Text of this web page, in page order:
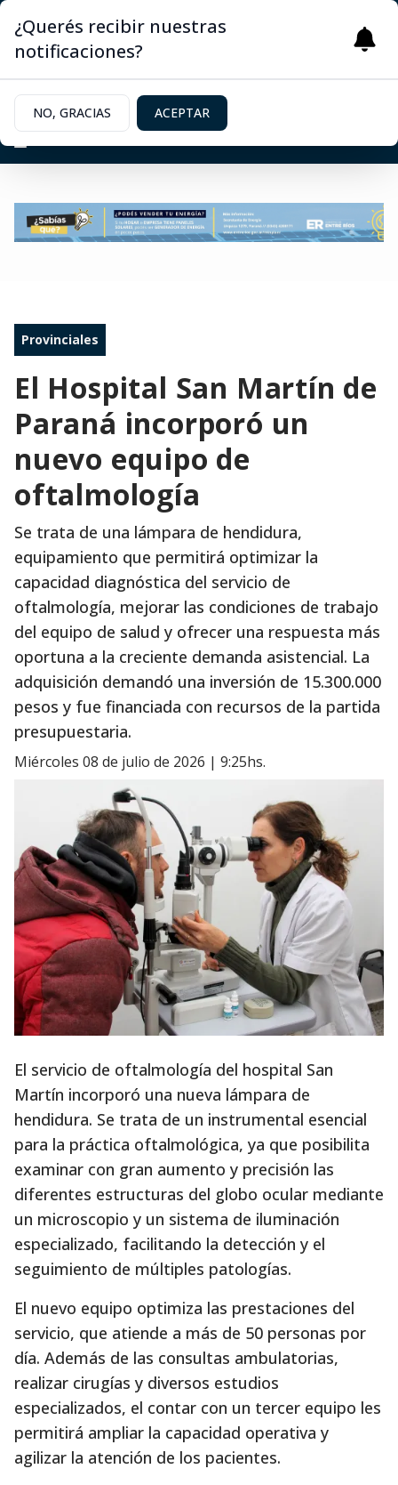
Provinciales
El Hospital San Martín de
Paraná incorporó un
nuevo equipo de
oftalmología
Se trata de una lámpara de hendidura,
equipamiento que permitirá optimizar la
capacidad diagnóstica del servicio de
oftalmología, mejorar las condiciones de trabajo
del equipo de salud y ofrecer una respuesta más
oportuna a la creciente demanda asistencial. La
adquisición demandó una inversión de 15.300.000
pesos y fue financiada con recursos de la partida
presupuestaria.
miércoles 08 de julio de 2026 | 9:25hs.
El servicio de oftalmología del hospital San
Martín incorporó una nueva lámpara de
hendidura. Se trata de un instrumental esencial
para la práctica oftalmológica, ya que posibilita
examinar con gran aumento y precisión las
diferentes estructuras del globo ocular mediante
un microscopio y un sistema de iluminación
especializado, facilitando la detección y el
seguimiento de múltiples patologías.
El nuevo equipo optimiza las prestaciones del
servicio, que atiende a más de 50 personas por
día. Además de las consultas ambulatorias,
realizar cirugías y diversos estudios
especializados, el contar con un tercer equipo les
permitirá ampliar la capacidad operativa y
agilizar la atención de los pacientes.
¿Querés recibir nuestras
notificaciones?
NO, GRACIAS ACEPTAR